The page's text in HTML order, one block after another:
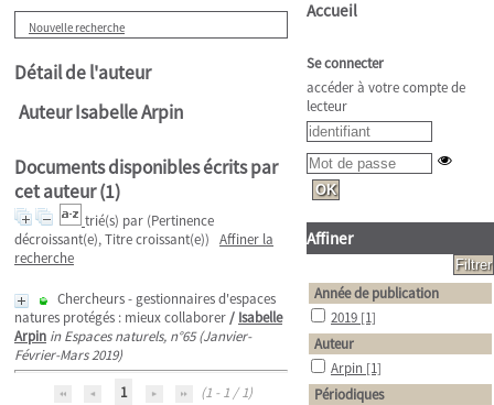
Nouvelle recherche
Détail de l'auteur
Auteur Isabelle Arpin
Documents disponibles écrits par
cet auteur (1)
trié(s) par (Pertinence
décroissant(e), Titre croissant(e)) Affiner la
recherche
Chercheurs - gestionnaires d'espaces
natures protégés : mieux collaborer/ Isabelle
Arpin in Espaces naturels, n°65 (Janvier-
Février-Mars 2019)
1
(1 - 1 / 1)
Accueil
Se connecter
accéder à votre compte de
lecteur
Affiner
Année de publication
2019 [1]
Auteur
Arpin [1]
Périodiques